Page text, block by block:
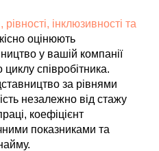
інклюзивності та
оцінюють
у вашій компанії
співробітника.
за рівнями
незалежно від стажу
коефіцієнт
показниками та